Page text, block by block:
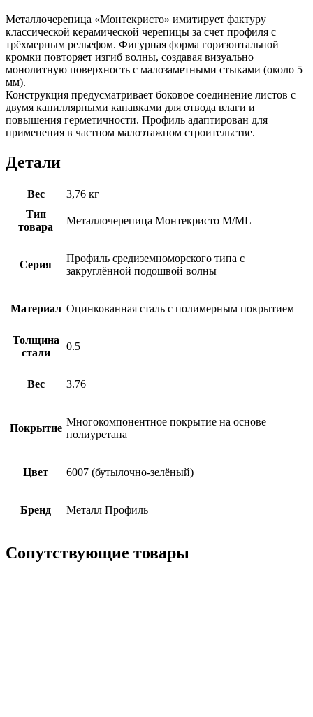
Металлочерепица «Монтекристо» имитирует фактуру
классической керамической черепицы за счет профиля с
трёхмерным рельефом. Фигурная форма горизонтальной
кромки повторяет изгиб волны, создавая визуально
монолитную поверхность с малозаметными стыками (около 5
мм).
Конструкция предусматривает боковое соединение листов с
двумя капиллярными канавками для отвода влаги и
повышения герметичности. Профиль адаптирован для
применения в частном малоэтажном строительстве.
Детали
Вес
3,76 кг
Тип
товара
Металлочерепица Монтекристо M/ML
Серия
Профиль средиземноморского типа с
закруглённой подошвой волны
Материал Оцинкованная сталь с полимерным покрытием
Толщина
стали
0.5
Вес 3.76
Покрытие
Многокомпонентное покрытие на основе
полиуретана
Цвет 6007 (бутылочно-зелёный)
Бренд Металл Профиль
Сопутствующие товары